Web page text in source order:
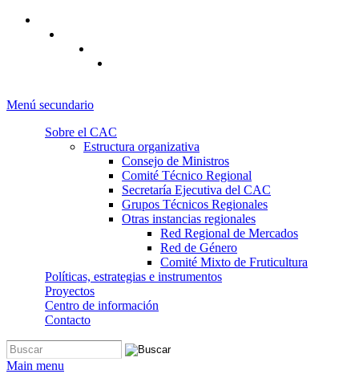
Pasar al contenido principal
Menú secundario
Sobre el CAC
Estructura organizativa
Consejo de Ministros
Comité Técnico Regional
Secretaría Ejecutiva del CAC
Grupos Técnicos Regionales
Otras instancias regionales
Red Regional de Mercados
Red de Género
Comité Mixto de Fruticultura
Políticas, estrategias e instrumentos
Proyectos
Centro de información
Contacto
Formulario de búsqueda
Buscar
Main menu